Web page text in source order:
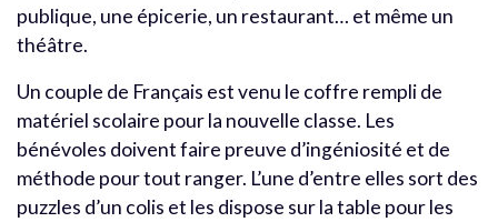
publique, une épicerie, un restaurant… et même un
théâtre.
Un couple de Français est venu le coffre rempli de
matériel scolaire pour la nouvelle classe. Les
bénévoles doivent faire preuve d’ingéniosité et de
méthode pour tout ranger. L’une d’entre elles sort des
puzzles d’un colis et les dispose sur la table pour les